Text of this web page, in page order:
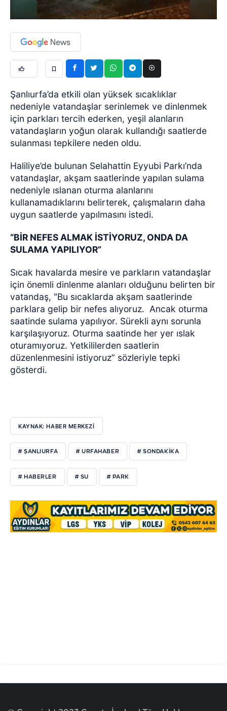
Şanlıurfa’da etkili olan yüksek sıcaklıklar
nedeniyle vatandaşlar serinlemek ve dinlenmek
için parkları tercih ederken, yeşil alanların
vatandaşların yoğun olarak kullandığı saatlerde
sulanması tepkilere neden oldu.
Haliliye’de bulunan Selahattin Eyyubi Parkı’nda
vatandaşlar, akşam saatlerinde yapılan sulama
nedeniyle ıslanan oturma alanlarını
kullanamadıklarını belirterek, çalışmaların daha
uygun saatlerde yapılmasını istedi.
“BİR NEFES ALMAK İSTİYORUZ, ONDA DA
SULAMA YAPILIYOR”
Sıcak havalarda mesire ve parkların vatandaşlar
için önemli dinlenme alanları olduğunu belirten bir
vatandaş, "Bu sıcaklarda akşam saatlerinde
parklara gelip bir nefes alıyoruz. Ancak oturma
saatinde sulama yapılıyor. Sürekli aynı sorunla
karşılaşıyoruz. Oturma saatinde her yer ıslak
oturamıyoruz. Yetkililerden saatlerin
düzenlenmesini istiyoruz” sözleriyle tepki
gösterdi.
KAYNAK: HABER MERKEZI
# ŞANLIURFA # URFAHABER # SONDAKIKA
# HABERLER # SU # PARK